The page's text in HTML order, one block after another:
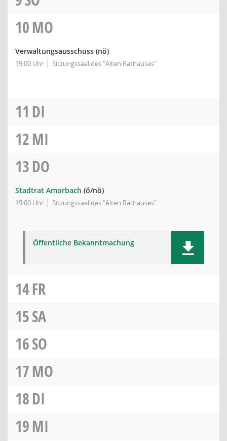
10MO
Verwaltungsausschuss (nö)
19:00 Uhr Sitzungssaal des "Alten Rathauses"
11 DI
12MI
13DO
Stadtrat Amorbach (ö/nö)
19:00 Uhr Sitzungssaal des "Alten Rathauses"
Öffentliche Bekanntmachung
14FR
15SA
16SO
17MO
18DI
19MI